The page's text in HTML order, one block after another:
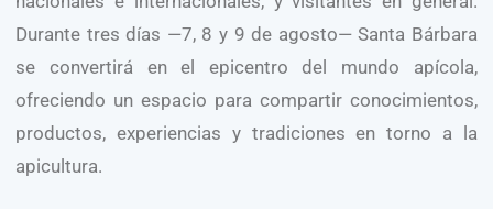
Durante tres días —7, 8 y 9 de agosto— Santa Bárbara
se convertirá en el epicentro del mundo apícola,
ofreciendo un espacio para compartir conocimientos,
productos, experiencias y tradiciones en torno a la
apicultura.